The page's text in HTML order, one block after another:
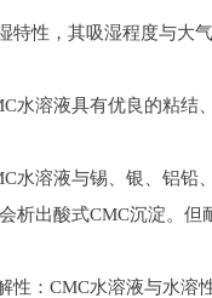
性，其吸湿程度与大气
溶液具有优良的粘结、
溶液与锡、银、铝铅、
析出酸式CMC沉淀。但
：CMC水溶液与水溶性